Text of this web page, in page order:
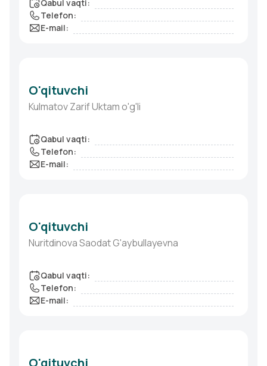
Qabul vaqti:
Telefon:
E-mail:
O'qituvchi
Kulmatov Zarif Uktam o'g'li
Qabul vaqti:
Telefon:
E-mail:
O'qituvchi
Nuritdinova Saodat G'aybullayevna
Qabul vaqti:
Telefon:
E-mail: